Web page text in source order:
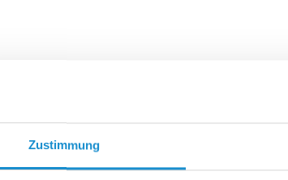
Zustimmung